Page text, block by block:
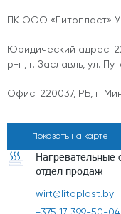
ПК ООО «Литопласт»
Юридический адрес:
р-н, г. Заславль, ул.
Офис: 220037, РБ, г.
Показать на карте
Нагревательные
отдел продаж
wirt@litoplast.by